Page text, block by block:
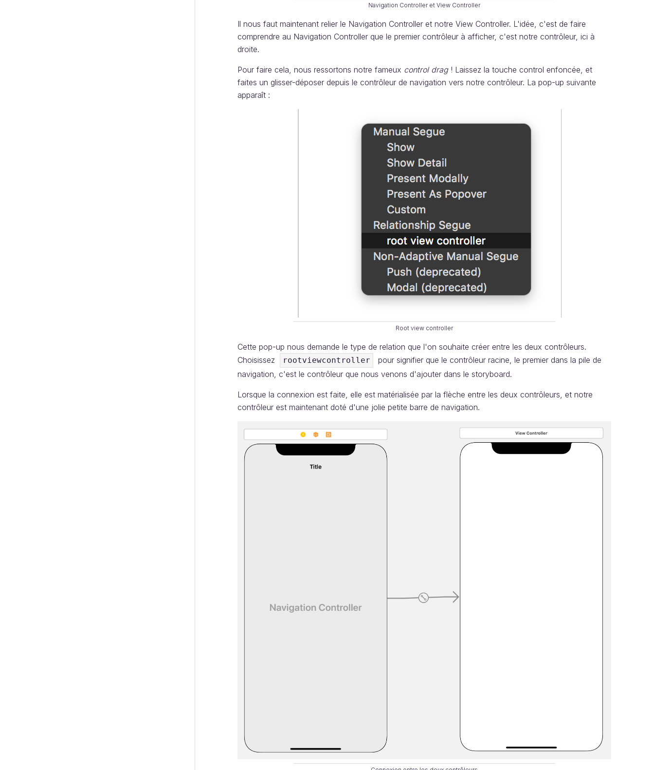
Navigation Controller et View Controller
Il nous faut maintenant relier le Navigation Controller et notre View Controller. L'idée, c'est de faire
comprendre au Navigation Controller que le premier contrôleur à afficher, c'est notre contrôleur, ici à
droite.
Pour faire cela, nous ressortons notre fameux control drag! Laissez la touche control enfoncée, et
faites un glisser-déposer depuis le contrôleur de navigation vers notre contrôleur. La pop-up suivante
apparaît :
Root view controller
Cette pop-up nous demande le type de relation que l'on souhaite créer entre les deux contrôleurs.
Choisissez
rootviewcontroller
pour signifier que le contrôleur racine, le premier dans la pile de
navigation, c'est le contrôleur que nous venons d'ajouter dans le storyboard.
Lorsque la connexion est faite, elle est matérialisée par la flèche entre les deux contrôleurs, et notre
contrôleur est maintenant doté d'une jolie petite barre de navigation.